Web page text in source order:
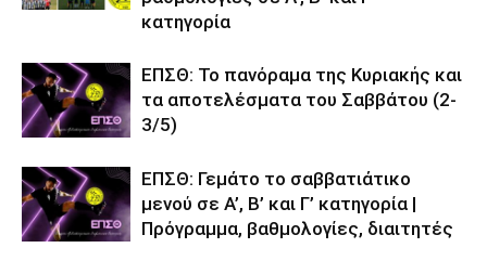
κατηγορία
ΕΠΣΘ: Το πανόραμα της Κυριακής και
τα αποτελέσματα του Σαββάτου (2-
3/5)
ΕΠΣΘ: Γεμάτο το σαββατιάτικο
μενού σε Α’, Β’ και Γ’ κατηγορία |
Πρόγραμμα, βαθμολογίες, διαιτητές